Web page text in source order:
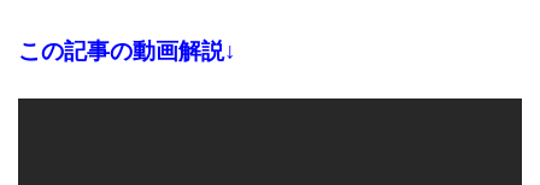
この記事の動画解説↓